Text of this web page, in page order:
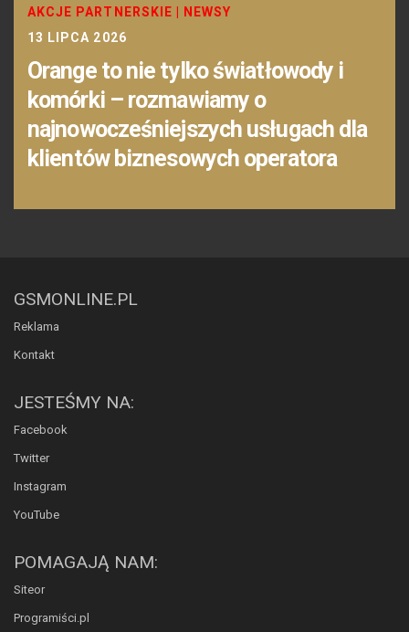
AKCJE PARTNERSKIE
NEWSY
13 LIPCA 2026
Orange to nie tylko światłowody i
komórki – rozmawiamy o
najnowocześniejszych usługach dla
klientów biznesowych operatora
GSMONLINE.PL
Reklama
Kontakt
JESTEŚMY NA:
Facebook
Twitter
Instagram
YouTube
POMAGAJĄ NAM:
Siteor
Programiści.pl